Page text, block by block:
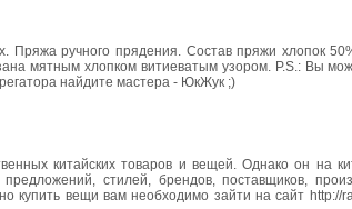
Пряжа ручного прядения. Состав пряжи хлопок
мятным хлопком витиеватым узором. P.S.: Вы
найдите мастера - ЮкЖук ;)
китайских товаров и вещей. Однако он на
стилей, брендов, поставщиков,
купить вещи вам необходимо зайти на сайт http://